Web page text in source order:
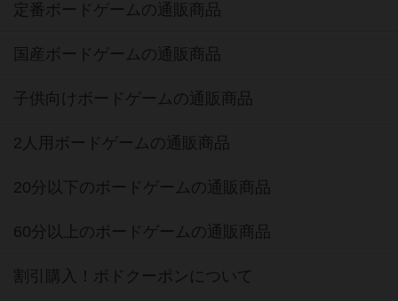
定番ボードゲームの通販商品
国産ボードゲームの通販商品
子供向けボードゲームの通販商品
2人用ボードゲームの通販商品
20分以下のボードゲームの通販商品
60分以上のボードゲームの通販商品
割引購入！ボドクーポンについて